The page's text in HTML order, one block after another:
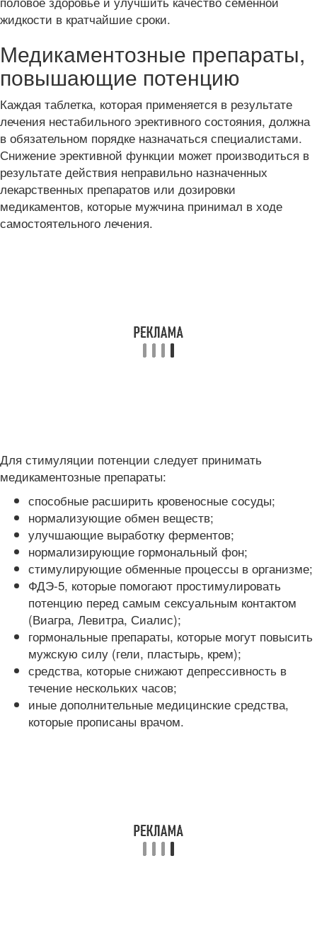
жидкости в кратчайшие сроки.
Медикаментозные препараты,
повышающие потенцию
Каждая таблетка, которая применяется в результате
лечения нестабильного эрективного состояния, должна
в обязательном порядке назначаться специалистами.
Снижение эрективной функции может производиться в
результате действия неправильно назначенных
лекарственных препаратов или дозировки
медикаментов, которые мужчина принимал в ходе
самостоятельного лечения.
Для стимуляции потенции следует принимать
медикаментозные препараты:
способные расширить кровеносные сосуды;
нормализующие обмен веществ;
улучшающие выработку ферментов;
нормализирующие гормональный фон;
стимулирующие обменные процессы в организме;
ФДЭ-5, которые помогают простимулировать
потенцию перед самым сексуальным контактом
(Виагра, Левитра, Сиалис);
гормональные препараты, которые могут повысить
мужскую силу (гели, пластырь, крем);
средства, которые снижают депрессивность в
течение нескольких часов;
иные дополнительные медицинские средства,
которые прописаны врачом.